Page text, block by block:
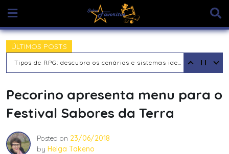
content
ÚLTIMOS POSTS
Tipos de RPG: descubra os cenários e sistemas ideais para sua aventura
Pecorino apresenta menu para o
Festival Sabores da Terra
Posted on 23/06/2018
by Helga Takeno